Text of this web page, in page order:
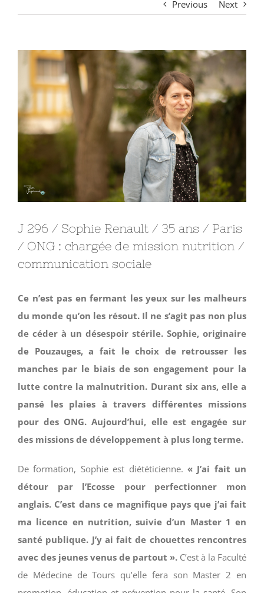
Previous Next
View
Larger
Image
J 296 / Sophie Renault / 35 ans / Paris
/ ONG : chargée de mission nutrition /
communication sociale
Ce n’est pas en fermant les yeux sur les malheurs
du monde qu’on les résout. Il ne s’agit pas non plus
de céder à un désespoir stérile. Sophie, originaire
de Pouzauges, a fait le choix de retrousser les
manches par le biais de son engagement pour la
lutte contre la malnutrition. Durant six ans, elle a
pansé les plaies à travers différentes missions
pour des ONG. Aujourd’hui, elle est engagée sur
des missions de développement à plus long terme.
De formation, Sophie est diététicienne. « J’ai fait un
détour par l’Ecosse pour perfectionner mon
anglais. C’est dans ce magnifique pays que j’ai fait
ma licence en nutrition, suivie d’un Master 1 en
santé publique. J’y ai fait de chouettes rencontres
avec des jeunes venus de partout ». C’est à la Faculté
de Médecine de Tours qu’elle fera son Master 2 en